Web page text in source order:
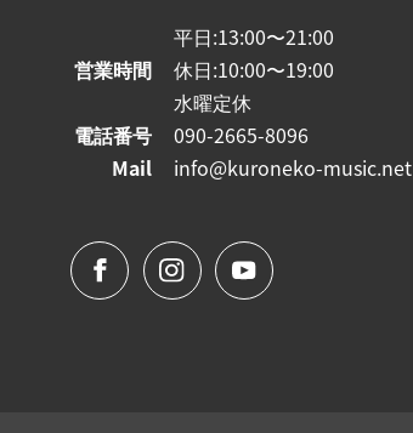
営業時間
平日:13:00〜21:00
休日:10:00〜19:00
水曜定休
電話番号
090-2665-8096
Mail
info@kuroneko-music.net